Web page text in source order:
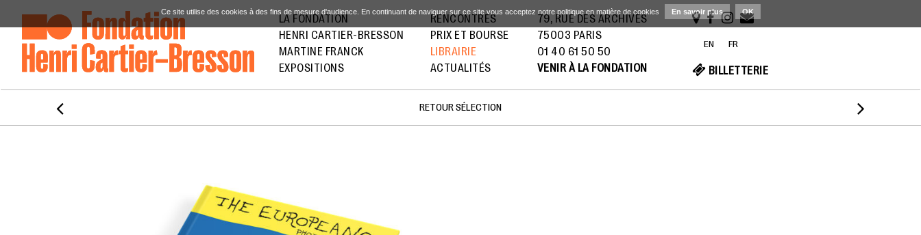
LA FONDATION
HENRI CARTIER-BRESSON
MARTINE FRANCK
EXPOSITIONS
RENCONTRES
PRIX ET BOURSE
LIBRAIRIE
ACTUALITÉS
79, RUE DES ARCHIVES
75003 PARIS
01 40 61 50 50
VENIR À LA FONDATION
EN FR
BILLETTERIE
 RETOUR SÉLECTION 
Ce site utilise des cookies à des fins de mesure d'audience. En continuant de naviguer sur ce site vous acceptez notre politique en matière de cookies En savoir plus OK